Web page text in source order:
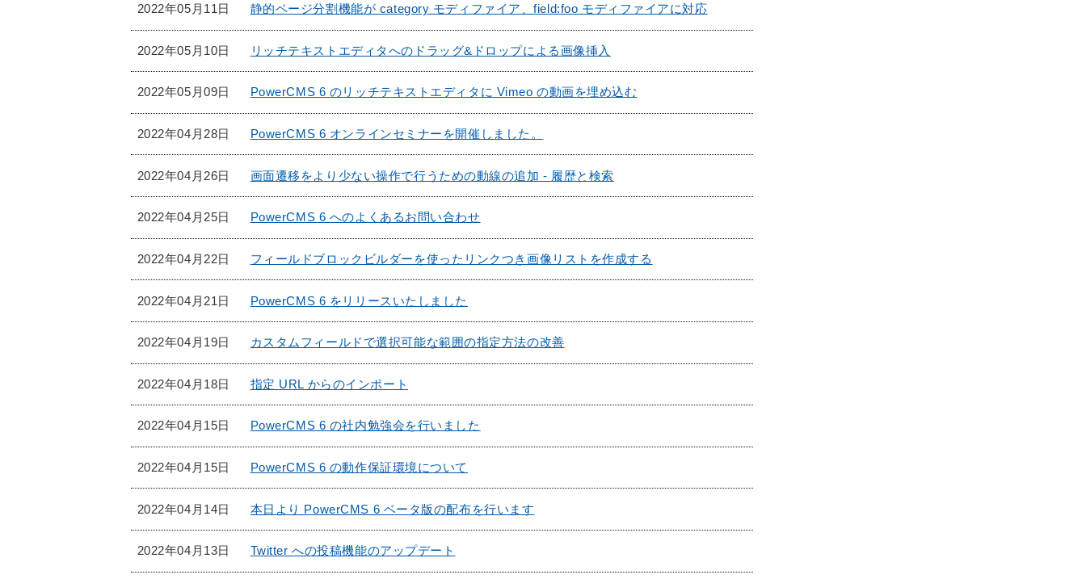
2022年05月11日 静的ページ分割機能が category モディファイア、field:foo モディファイアに対応
2022年05月10日 リッチテキストエディタへのドラッグ&ドロップによる画像挿入
2022年05月09日 PowerCMS 6 のリッチテキストエディタに Vimeo の動画を埋め込む
2022年04月28日 PowerCMS 6 オンラインセミナーを開催しました。
2022年04月26日 画面遷移をより少ない操作で行うための動線の追加 - 履歴と検索
2022年04月25日 PowerCMS 6 へのよくあるお問い合わせ
2022年04月22日 フィールドブロックビルダーを使ったリンクつき画像リストを作成する
2022年04月21日 PowerCMS 6 をリリースいたしました
2022年04月19日 カスタムフィールドで選択可能な範囲の指定方法の改善
2022年04月18日 指定 URL からのインポート
2022年04月15日 PowerCMS 6 の社内勉強会を行いました
2022年04月15日 PowerCMS 6 の動作保証環境について
2022年04月14日 本日より PowerCMS 6 ベータ版の配布を行います
2022年04月13日 Twitter への投稿機能のアップデート